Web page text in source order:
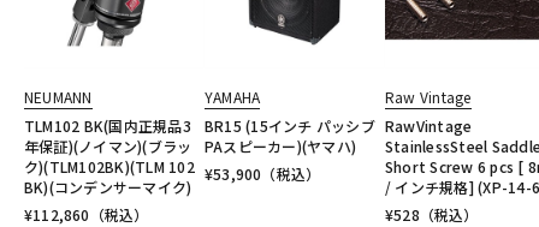
NEUMANN
TLM102 BK(国内正規品3
年保証)(ノイマン)(ブラッ
ク)(TLM102BK)(TLM 102
BK)(コンデンサーマイク)
¥112,860 （税込）
YAMAHA
BR15 (15インチ パッシブ
PAスピーカー)(ヤマハ)
¥53,900 （税込）
Raw Vintage
RawVintage
StainlessSteel
Short Screw 6 pcs [
/ インチ規格] (XP-14-
¥528 （税込）